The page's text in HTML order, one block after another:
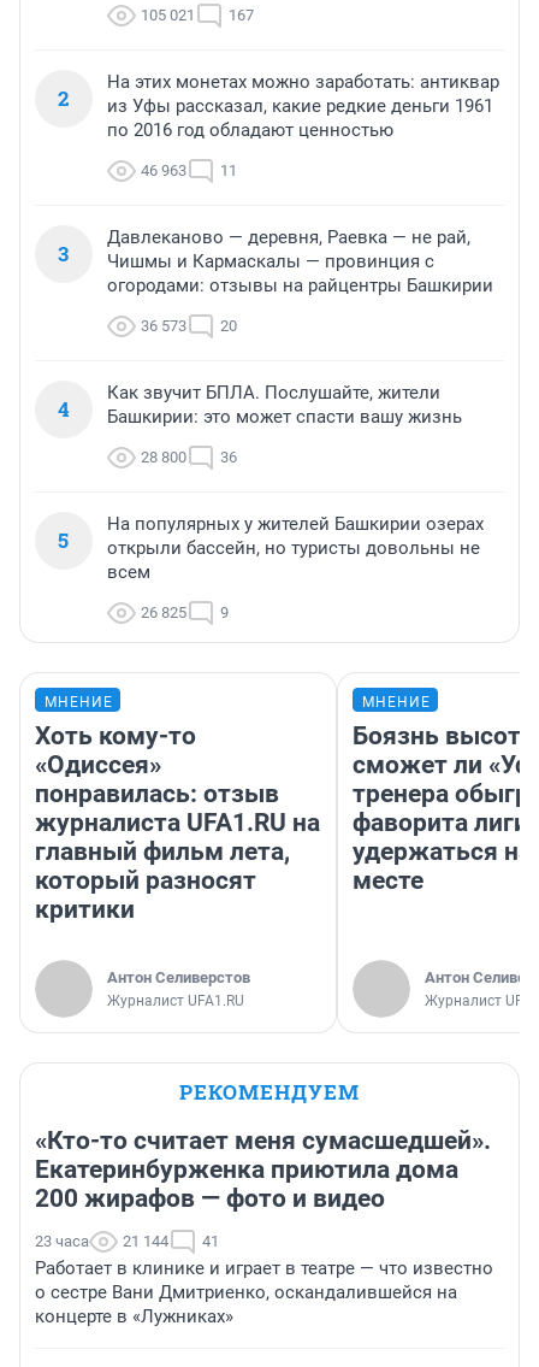
105 021 167
2
На этих монетах можно заработать: антиквар
из Уфы рассказал, какие редкие деньги 1961
по 2016 год обладают ценностью
46 963 11
3
Давлеканово — деревня, Раевка — не рай,
Чишмы и Кармаскалы — провинция с
огородами: отзывы на райцентры Башкирии
36 573 20
4
Как звучит БПЛА. Послушайте, жители
Башкирии: это может спасти вашу жизнь
28 800 36
5
На популярных у жителей Башкирии озерах
открыли бассейн, но туристы довольны не
всем
26 825 9
МНЕНИЕ
Хоть кому-то
«Одиссея»
понравилась: отзыв
журналиста UFA1.RU на
главный фильм лета,
который разносят
критики
Антон Селиверстов
Журналист UFA1.RU
МНЕНИЕ
Боязнь
сможет ли
тренера
фаворита лиги
удержаться
месте
Антон
Журналист
РЕКОМЕНДУЕМ
«Кто-то считает меня сумасшедшей».
Екатеринбурженка приютила дома
200 жирафов — фото и видео
23 часа 21 144 41
Работает в клинике и играет в театре — что известно
о сестре Вани Дмитриенко, оскандалившейся на
концерте в «Лужниках»